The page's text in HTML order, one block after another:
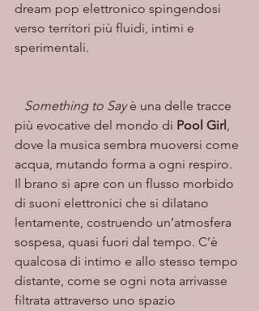
dream pop elettronico spingendosi
verso territori più fluidi, intimi e
sperimentali.
   Something to Say
è una delle tracce
più evocative del mondo di Pool Girl,
dove la musica sembra muoversi come
acqua, mutando forma a ogni respiro.
Il brano si apre con un flusso morbido
di suoni elettronici che si dilatano
lentamente, costruendo un’atmosfera
sospesa, quasi fuori dal tempo. C’è
qualcosa di intimo e allo stesso tempo
distante, come se ogni nota arrivasse
filtrata attraverso uno spazio